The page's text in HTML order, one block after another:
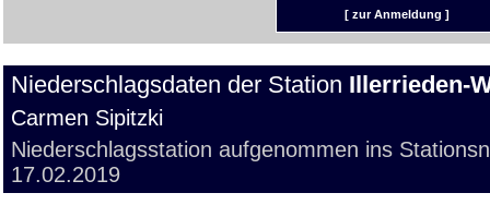
[ zur Anmeldung ]
Niederschlagsdaten der Station Illerrieden-
Carmen Sipitzki
Niederschlagsstation aufgenommen ins
17.02.2019